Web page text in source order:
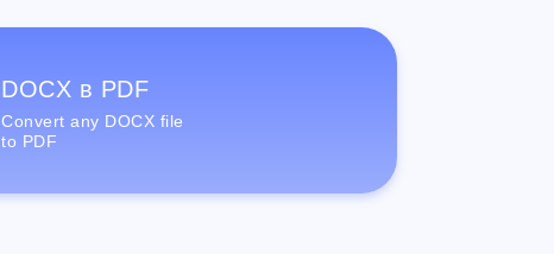
DOCX в PDF
Convert any DOCX file
to PDF